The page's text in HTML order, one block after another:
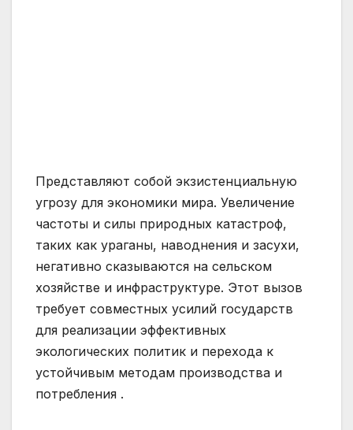
Представляют собой экзистенциальную
угрозу для экономики мира. Увеличение
частоты и силы природных катастроф,
таких как ураганы, наводнения и засухи,
негативно сказываются на сельском
хозяйстве и инфраструктуре. Этот вызов
требует совместных усилий государств
для реализации эффективных
экологических политик и перехода к
устойчивым методам производства и
потребления .